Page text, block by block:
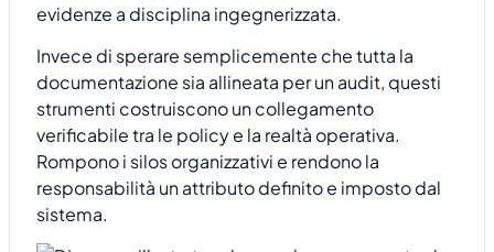
evidenze a disciplina ingegnerizzata.
Invece di sperare semplicemente che tutta la
documentazione sia allineata per un audit, questi
strumenti costruiscono un collegamento
verificabile tra le policy e la realtà operativa.
Rompono i silos organizzativi e rendono la
responsabilità un attributo definito e imposto dal
sistema.